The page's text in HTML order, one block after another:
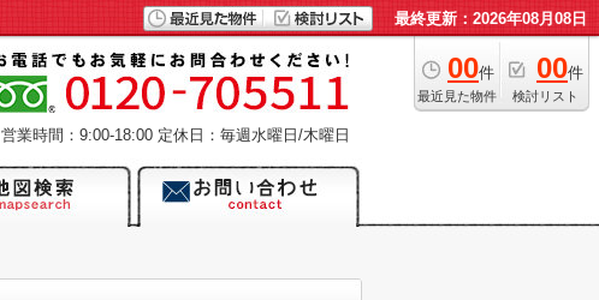
最終更新：2026年08月08日
00件
最近見た物件
00件
検討リスト
営業時間：9:00-18:00 定休日：毎週水曜日/木曜日